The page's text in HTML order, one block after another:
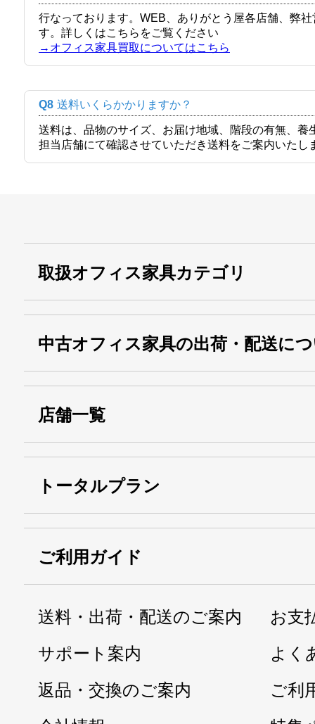
行なっております。WEB、ありがとう屋各店舗、弊
す。詳しくはこちらをご覧ください
→オフィス家具買取についてはこちら
Q8 送料いくらかかりますか？
送料は、品物のサイズ、お届け地域、階段の有無、
担当店舗にて確認させていただき送料をご案内いたし
取扱オフィス家具カテゴリ
中古オフィス家具の出荷・配送に
店舗一覧
トータルプラン
ご利用ガイド
送料・出荷・配送のご案内
お支
サポート案内
よく
返品・交換のご案内
ご利